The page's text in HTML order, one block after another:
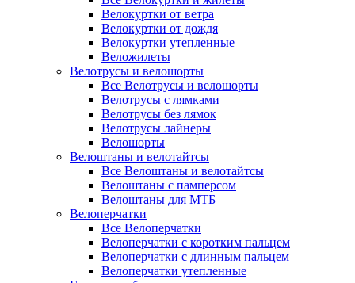
Велокуртки от ветра
Велокуртки от дождя
Велокуртки утепленные
Веложилеты
Велотрусы и велошорты
Все Велотрусы и велошорты
Велотрусы с лямками
Велотрусы без лямок
Велотрусы лайнеры
Велошорты
Велоштаны и велотайтсы
Все Велоштаны и велотайтсы
Велоштаны с памперсом
Велоштаны для МТБ
Велоперчатки
Все Велоперчатки
Велоперчатки с коротким пальцем
Велоперчатки с длинным пальцем
Велоперчатки утепленные